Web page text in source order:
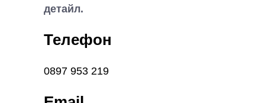
детайл.
Телефон
0897 953 219